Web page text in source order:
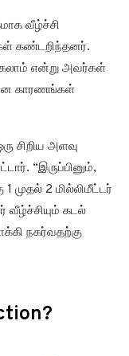
வீழ்ச்சி
கண்டறிந்தனர்.
என்று அவர்கள்
காரணங்கள்
சிறிய அளவு
“இருப்பினும்,
1 முதல் 2 மில்லிமீட்டர்
கடல்
நகர்வதற்கு